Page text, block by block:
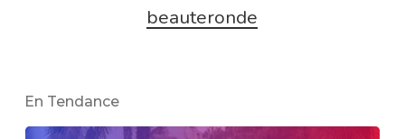
beauteronde
En Tendance